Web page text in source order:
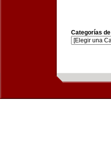
Categorías